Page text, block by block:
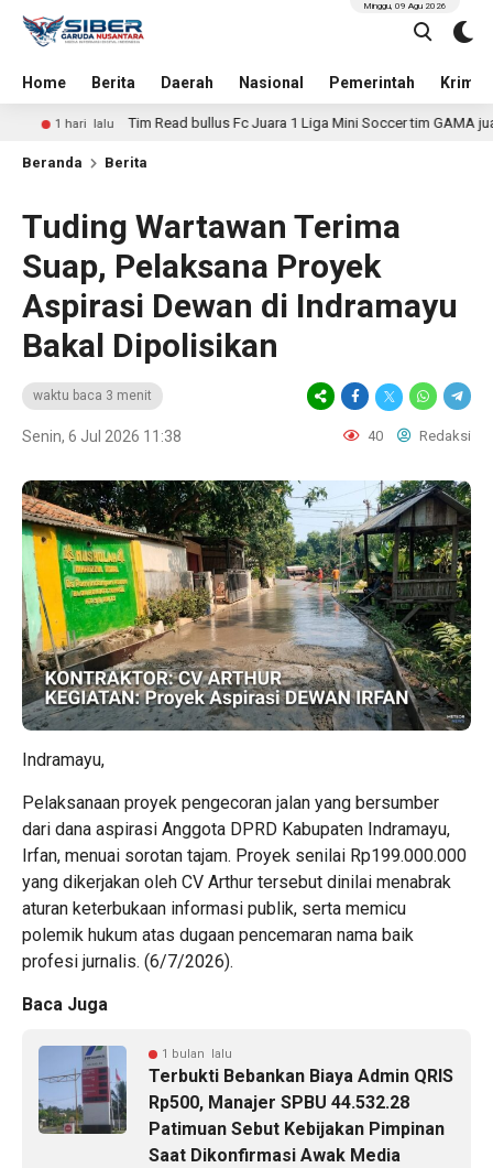
Home Berita Daerah Nasional Pemerintah
Minggu, 09 Agu 2026
Tim Read bullus Fc Juara 1 Liga Mini Soccer tim GAMA juara 2 tim jaya
Beranda Berita
Tuding Wartawan Terima
Suap, Pelaksana Proyek
Aspirasi Dewan di Indramayu
Bakal Dipolisikan
waktu baca 3 menit
Senin, 6 Jul 2026 11:38 40 Redaksi
​Indramayu,
Pelaksanaan proyek pengecoran jalan yang bersumber
dari dana aspirasi Anggota DPRD Kabupaten Indramayu,
Irfan, menuai sorotan tajam. Proyek senilai Rp199.000.000
yang dikerjakan oleh CV Arthur tersebut dinilai menabrak
aturan keterbukaan informasi publik, serta memicu
polemik hukum atas dugaan pencemaran nama baik
profesi jurnalis. (6/7/2026).
Baca Juga
1 bulan lalu
Terbukti Bebankan Biaya Admin QRIS
Rp500, Manajer SPBU 44.532.28
Patimuan Sebut Kebijakan Pimpinan
Saat Dikonfirmasi Awak Media